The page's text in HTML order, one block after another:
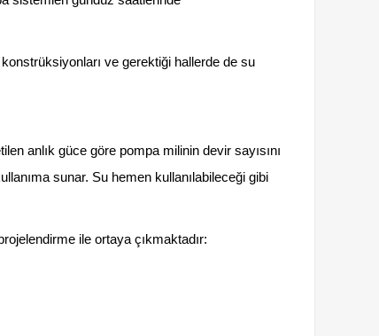
ve gerektiği hallerde de su
anlık güce göre pompa milinin devir sayısını
sunar. Su hemen kullanılabileceği gibi
ile ortaya çıkmaktadır: